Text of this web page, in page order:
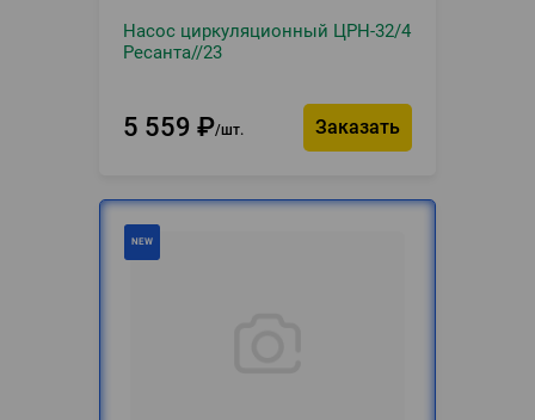
Насос циркуляционный ЦРН-32/4
Ресанта//23
5 559 ₽ шт. Заказать